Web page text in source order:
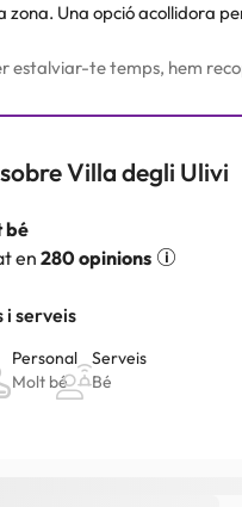
zona. Una opció acollidora
estalviar-te temps, hem
Villa degli Ulivi
bé
en 280 opinions